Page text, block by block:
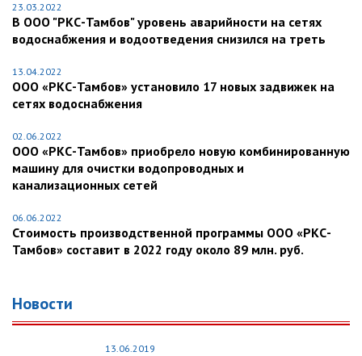
23.03.2022
В ООО "РКС-Тамбов" уровень аварийности на сетях
водоснабжения и водоотведения снизился на треть
13.04.2022
ООО «РКС-Тамбов» установило 17 новых задвижек на
сетях водоснабжения
02.06.2022
ООО «РКС-Тамбов» приобрело новую комбинированную
машину для очистки водопроводных и
канализационных сетей
06.06.2022
Стоимость производственной программы ООО «РКС-
Тамбов» составит в 2022 году около 89 млн. руб.
Новости
13.06.2019